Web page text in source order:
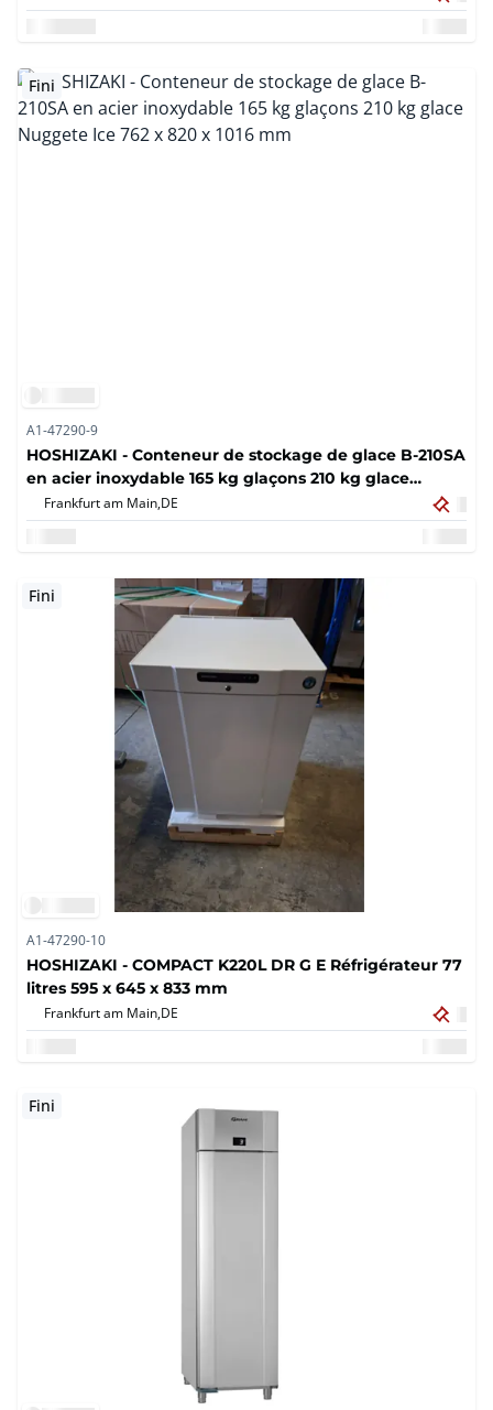
Fini
A1-47290-9
HOSHIZAKI - Conteneur de stockage de glace B-210SA
en acier inoxydable 165 kg glaçons 210 kg glace
Nuggete Ice 762 x 820 x 1016 mm
Frankfurt am Main,DE
Fini
A1-47290-10
HOSHIZAKI - COMPACT K220L DR G E Réfrigérateur 77
litres 595 x 645 x 833 mm
Frankfurt am Main,DE
Fini